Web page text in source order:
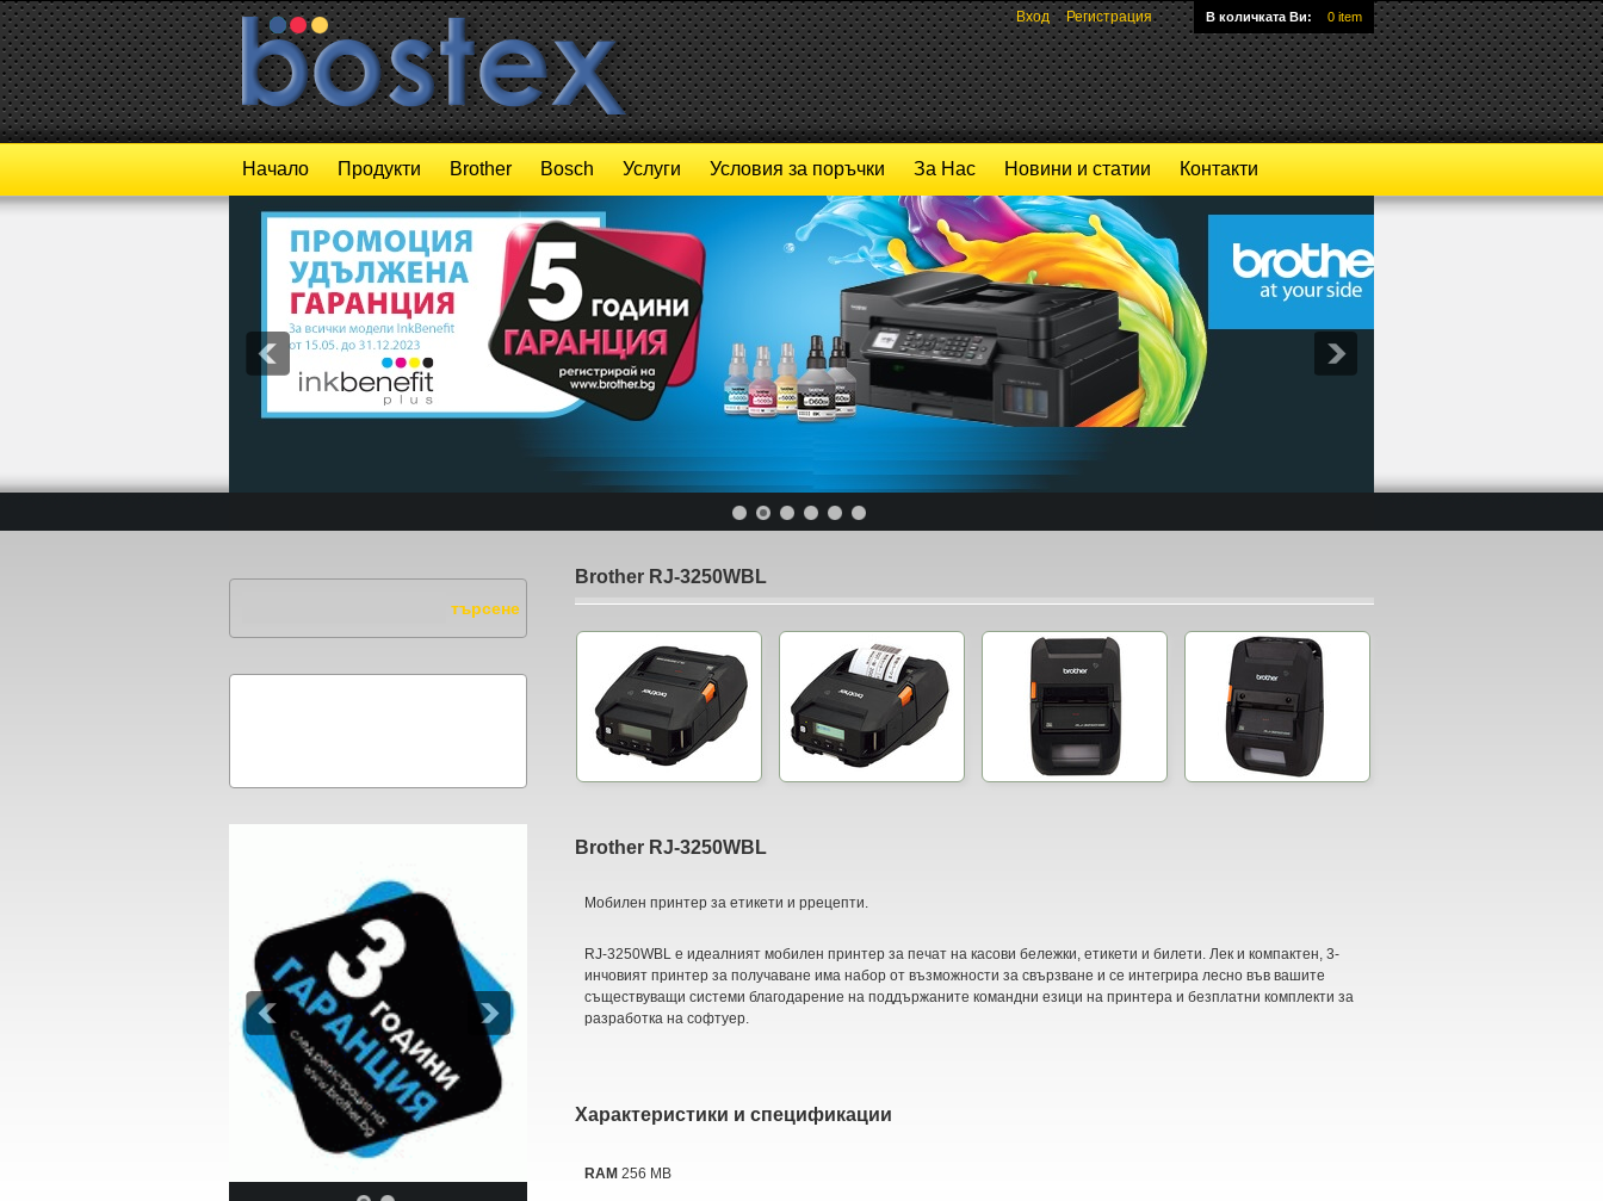
Вход Регистрация В количката Ви: 0 item
Начало Продукти Brother Bosch Услуги Условия за поръчки За Нас Новини и статии Контакти
Brother RJ-3250WBL
Brother RJ-3250WBL
Мобилен принтер за етикети и ррецепти.
RJ-3250WBL е идеалният мобилен принтер за печат на касови бележки, етикети и билети. Лек и компактен, 3-
инчовият принтер за получаване има набор от възможности за свързване и се интегрира лесно във вашите
съществуващи системи благодарение на поддържаните командни езици на принтера и безплатни комплекти за
разработка на софтуер.
Характеристики и спецификации
RAM 256 MB